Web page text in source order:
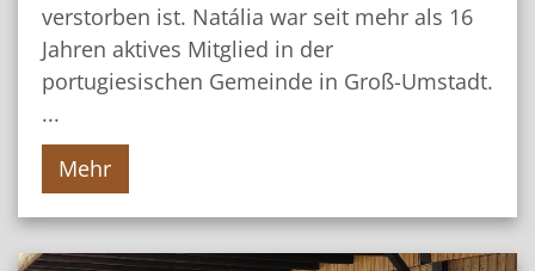
verstorben ist. Natália war seit mehr als 16
Jahren aktives Mitglied in der
portugiesischen Gemeinde in Groß-Umstadt.
...
Mehr